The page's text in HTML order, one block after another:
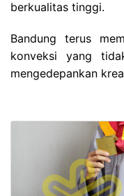
berkualitas tinggi.
Bandung terus
konveksi yang
mengedepankan